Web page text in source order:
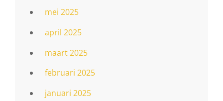
mei 2025
april 2025
maart 2025
februari 2025
januari 2025